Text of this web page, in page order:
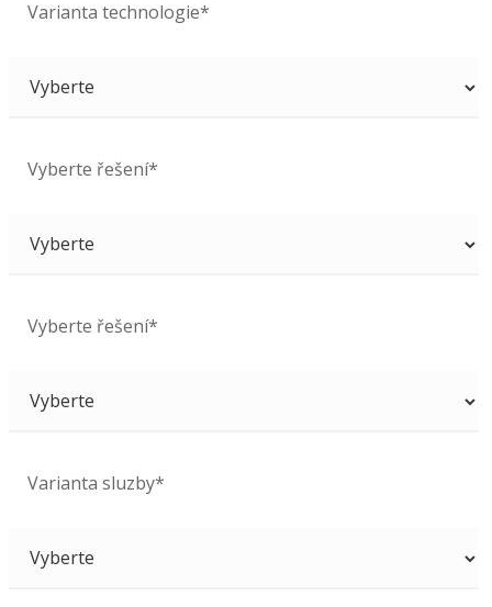
Varianta technologie*
Vyberte řešení*
Vyberte řešení*
Varianta sluzby*